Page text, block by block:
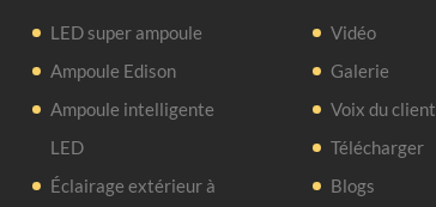
LED super ampoule
Ampoule Edison
Ampoule intelligente
LED
Éclairage extérieur à
Vidéo
Galerie
Voix du client
Télécharger
Blogs